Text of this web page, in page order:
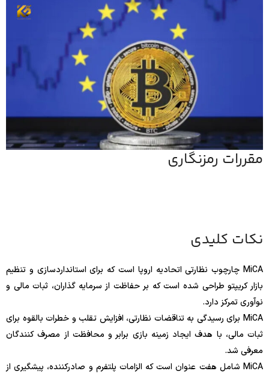
مقررات رمزنگاری
نکات کلیدی
MiCA چارچوب نظارتی اتحادیه اروپا است که برای استانداردسازی و تنظیم
بازار کریپتو طراحی شده است که بر حفاظت از سرمایه گذاران، ثبات مالی و
نوآوری تمرکز دارد.
MiCA برای رسیدگی به تناقضات نظارتی، افزایش تقلب و خطرات بالقوه برای
ثبات مالی، با هدف ایجاد زمینه بازی برابر و محافظت از مصرف کنندگان
معرفی شد.
MiCA شامل هفت عنوان است که الزامات پلتفرم و صادرکننده، پیشگیری از